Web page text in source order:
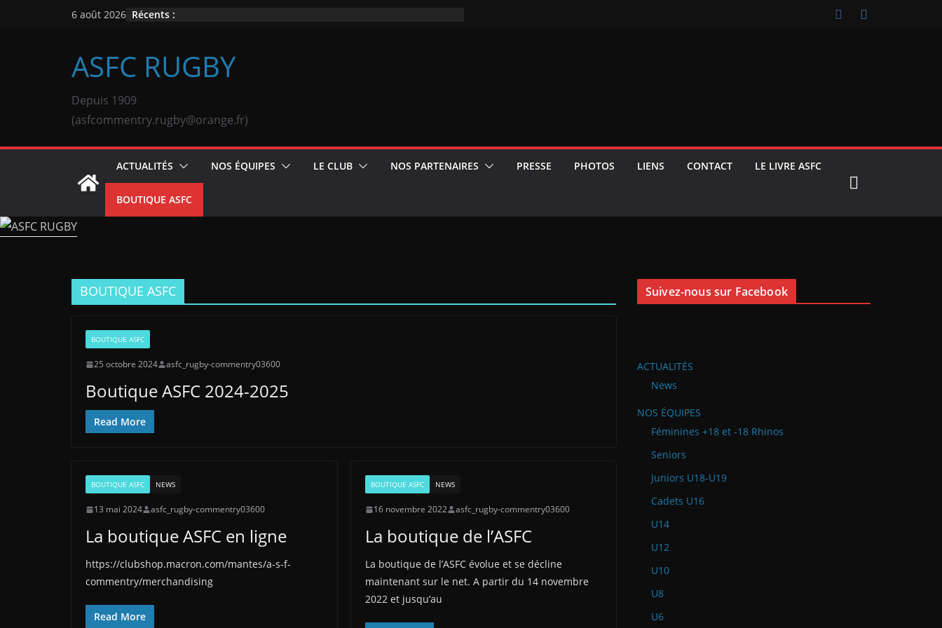
6 août 2026 Récents :
ASFC RUGBY
Depuis 1909
(asfcommentry.rugby@orange.fr)
ACTUALITÉS NOS ÉQUIPES LE CLUB NOS PARTENAIRES PRESSE PHOTOS LIENS CONTACT LE LIVRE ASFC
BOUTIQUE ASFC
BOUTIQUE ASFC
BOUTIQUE ASFC
25 octobre 2024 asfc_rugby-commentry03600
Boutique ASFC 2024-2025
Read More
BOUTIQUE ASFC NEWS
13 mai 2024 asfc_rugby-commentry03600
La boutique ASFC en ligne
https://clubshop.macron.com/mantes/a-s-f-
commentry/merchandising
Read More
BOUTIQUE ASFC NEWS
16 novembre 2022 asfc_rugby-commentry03600
La boutique de l’ASFC
La boutique de l’ASFC évolue et se décline
maintenant sur le net. A partir du 14 novembre
2022 et jusqu’au
Suivez-nous sur Facebook
ACTUALITÉS
News
NOS ÉQUIPES
Féminines +18 et -18 Rhinos
Seniors
Juniors U18-U19
Cadets U16
U14
U12
U10
U8
U6